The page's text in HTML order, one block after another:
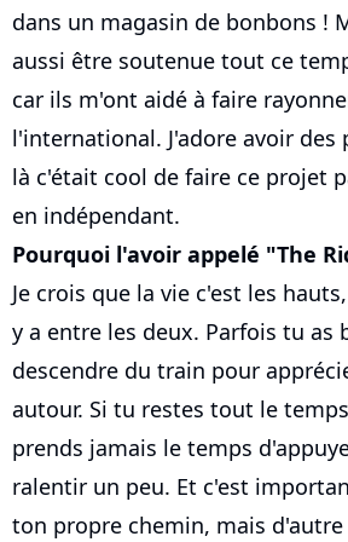
dans un magasin de bonbons !
aussi être soutenue tout ce
car ils m'ont aidé à faire
l'international. J'adore avoir des
là c'était cool de faire ce projet
en indépendant.
Pourquoi l'avoir appelé "The
Je crois que la vie c'est les
y a entre les deux. Parfois tu as
descendre du train pour
autour. Si tu restes tout le
prends jamais le temps
ralentir un peu. Et c'est
ton propre chemin, mais